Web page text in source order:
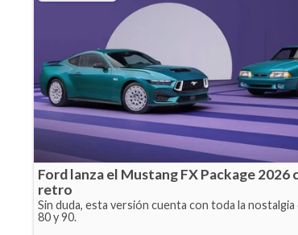
Ford lanza el Mustang FX Package 2026
retro
Sin duda, esta versión cuenta con toda la nostalgia
80 y 90.